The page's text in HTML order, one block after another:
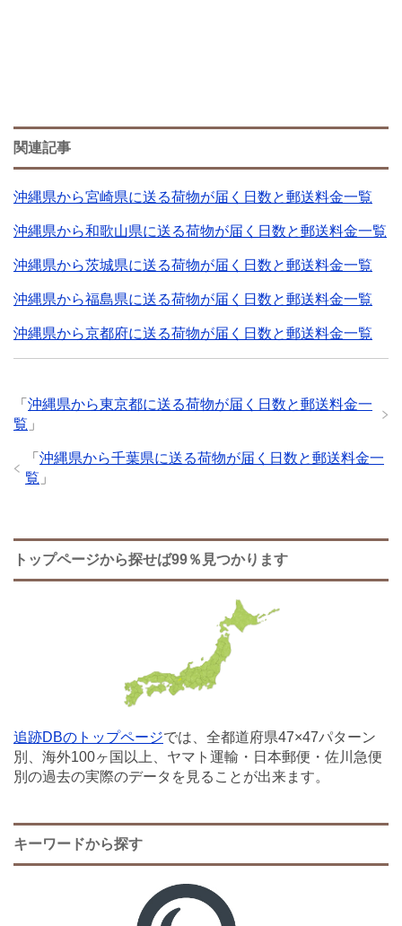
関連記事
沖縄県から宮崎県に送る荷物が届く日数と郵送料金一覧
沖縄県から和歌山県に送る荷物が届く日数と郵送料金一覧
沖縄県から茨城県に送る荷物が届く日数と郵送料金一覧
沖縄県から福島県に送る荷物が届く日数と郵送料金一覧
沖縄県から京都府に送る荷物が届く日数と郵送料金一覧
「 沖縄県から東京都に送る荷物が届く日数と郵送料金一
覧 」
「 沖縄県から千葉県に送る荷物が届く日数と郵送料金一
覧 」
トップページから探せば99％見つかります
追跡DBのトップページでは、全都道府県47×47パターン
別、海外100ヶ国以上、ヤマト運輸・日本郵便・佐川急便
別の過去の実際のデータを見ることが出来ます。
キーワードから探す